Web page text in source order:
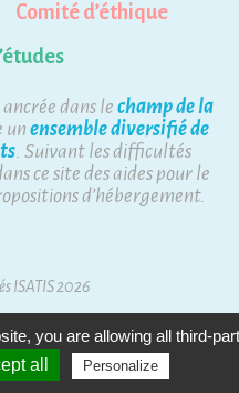
Comité d’éthique
dans lechamp de la
unensemble diversifié de
. Suivant les difficultés
ce site des aides pour le
d’hébergement.
ISATIS 2026
you are allowing all third-
all Personalize